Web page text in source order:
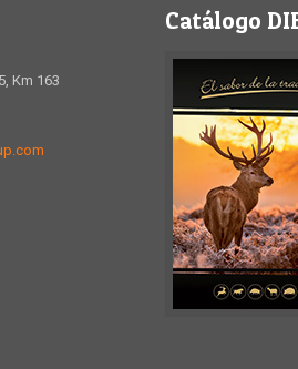
Km 163
Catálogo